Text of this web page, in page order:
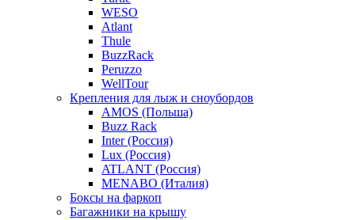
WESO
Atlant
Thule
BuzzRack
Peruzzo
WellTour
Крепления для лыж и сноубордов
AMOS (Польша)
Buzz Rack
Inter (Россия)
Lux (Россия)
ATLANT (Россия)
MENABO (Италия)
Боксы на фаркоп
Багажники на крышу